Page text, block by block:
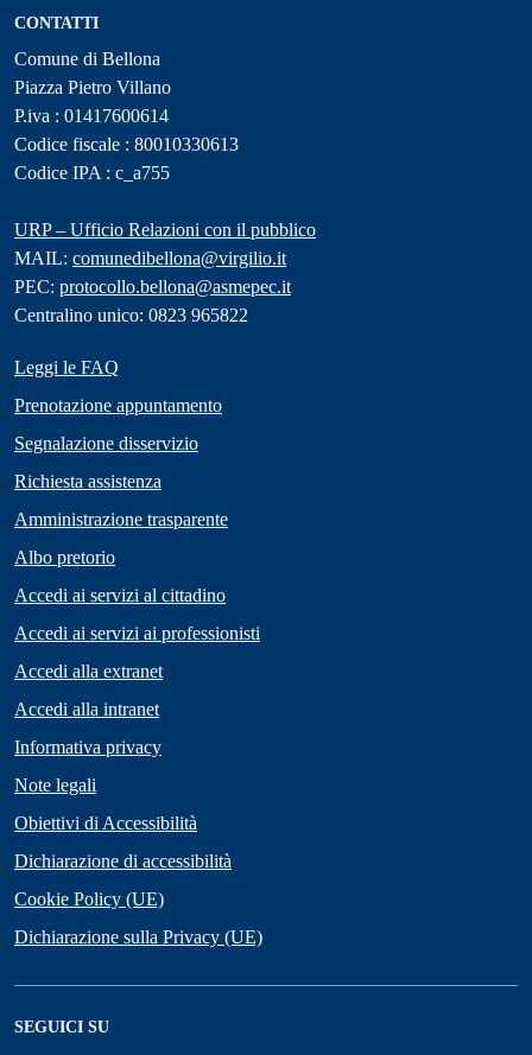
CONTATTI
Comune di Bellona
Piazza Pietro Villano
P.iva : 01417600614
Codice fiscale : 80010330613
Codice IPA : c_a755
URP – Ufficio Relazioni con il pubblico
MAIL: comunedibellona@virgilio.it
PEC: protocollo.bellona@asmepec.it
Centralino unico: 0823 965822
Leggi le FAQ
Prenotazione appuntamento
Segnalazione disservizio
Richiesta assistenza
Amministrazione trasparente
Albo pretorio
Accedi ai servizi al cittadino
Accedi ai servizi ai professionisti
Accedi alla extranet
Accedi alla intranet
Informativa privacy
Note legali
Obiettivi di Accessibilità
Dichiarazione di accessibilità
Cookie Policy (UE)
Dichiarazione sulla Privacy (UE)
SEGUICI SU